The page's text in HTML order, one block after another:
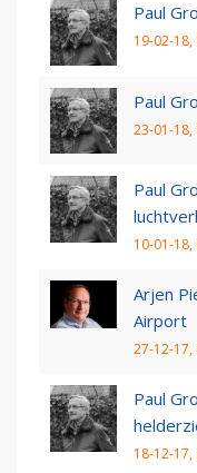
Paul
19-02-18,
Paul
23-01-18,
Paul
10-01-18,
Arjen
Airport
27-12-17,
Paul
18-12-17,